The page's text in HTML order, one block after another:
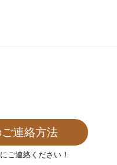
連絡方法
ご連絡ください！